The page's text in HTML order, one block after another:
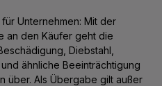
Unternehmen: Mit der
an den Käufer geht die
Diebstahl,
ähnliche Beeinträchtigung
über. Als Übergabe gilt außer